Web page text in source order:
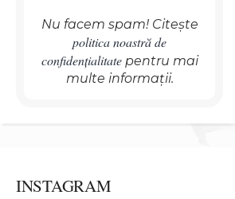
Nu facem spam! Citește
politica noastră de
confidențialitatepentru mai
multe informații.
INSTAGRAM